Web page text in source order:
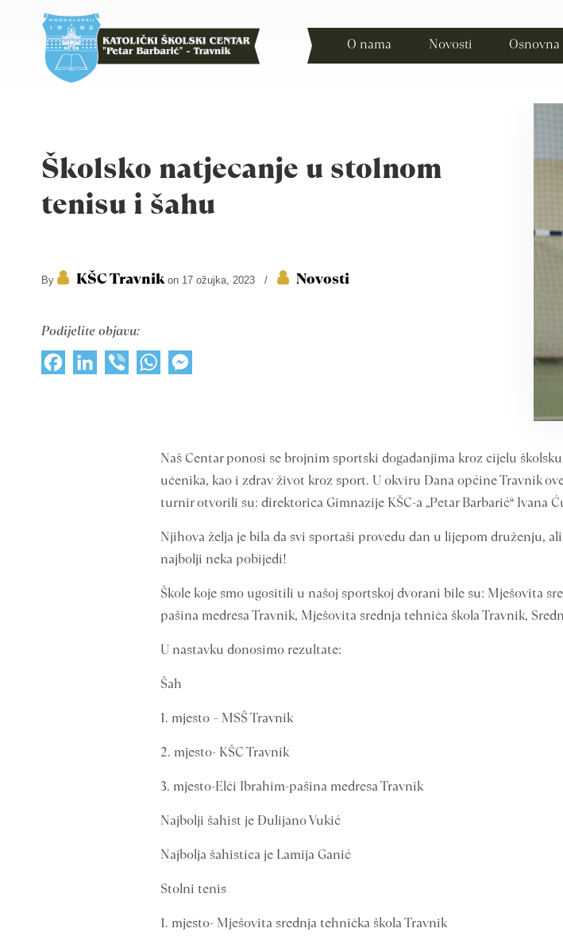
O nama Novosti Osnovna
Školsko natjecanje u stolnom
tenisu i šahu
By KŠC Travnikon 17 ožujka, 2023 / Novosti
Podijelite objavu:
FacebookLinkedInViber WhatsApp
Naš Centar ponosi se brojnim sportski događanjima kroz cijelu
učenika, kao i zdrav život kroz sport. U okviru Dana općine Travnik
turnir otvorili su: direktorica Gimnazije KŠC-a „Petar Barbarić“ Ivana
Njihova želja je bila da svi sportaši provedu dan u lijepom druženju,
najbolji neka pobijedi!
Škole koje smo ugositili u našoj sportskoj dvorani bile su: Mješovita
pašina medresa Travnik, Mješovita srednja tehniča škola Travnik,
U nastavku donosimo rezultate:
Šah
1. mjesto – MSŠ Travnik
2. mjesto- KŠC Travnik
3. mjesto-Elči Ibrahim-pašina medresa Travnik
Najbolji šahist je Đulijano Vukić
Najbolja šahistica je Lamija Ganić
Stolni tenis
1. mjesto- Mješovita srednja tehnička škola Travnik